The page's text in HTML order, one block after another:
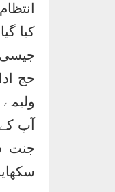
کیا
جیسی
حج
آپ
جنت